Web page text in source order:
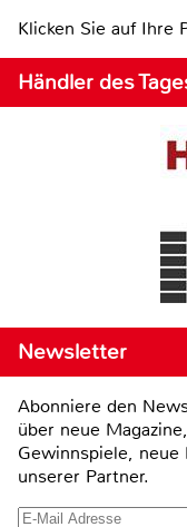
Klicken Sie auf Ihre
Händler des
Newsletter
Abonniere den
über neue
Gewinnspiele,
unserer Partner.